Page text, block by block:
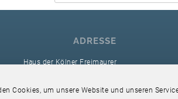
Cookies, um unsere Website und unseren
ADRESSE
Haus der Kölner Freimaurer
Hardefuststr. 9